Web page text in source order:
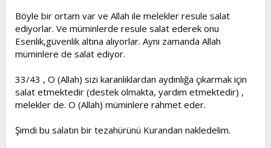
Böyle bir ortam var ve Allah ile melekler resule salat
ediyorlar. Ve müminlerde resule salat ederek onu
Esenlik,güvenlik altına alıyorlar. Aynı zamanda Allah
müminlere de salat ediyor.
33/43 , O (Allah) sizi karanlıklardan aydınlığa çıkarmak için
salat etmektedir (destek olmakta, yardım etmektedir) ,
melekler de. O (Allah) müminlere rahmet eder.
Şimdi bu salatın bir tezahürünü Kurandan nakledelim.